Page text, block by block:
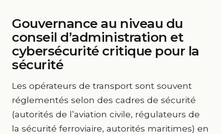
Gouvernance au niveau du
conseil d’administration et
cybersécurité critique pour la
sécurité
Les opérateurs de transport sont souvent
réglementés selon des cadres de sécurité
(autorités de l’aviation civile, régulateurs de
la sécurité ferroviaire, autorités maritimes) en